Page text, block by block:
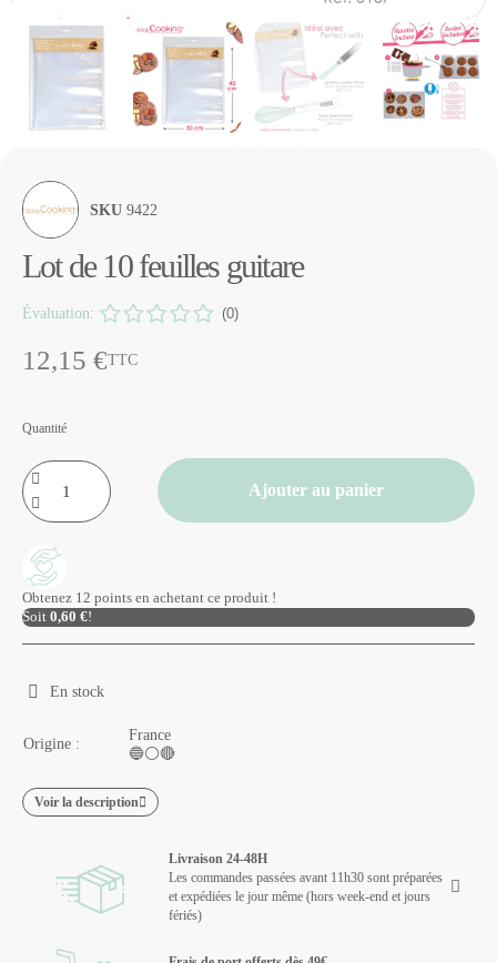
SKU 9422
Lot de 10 feuilles guitare
Évaluation: (0)
12,15 €TTC
Quantité
Ajouter au panier
Obtenez 12 points en achetant ce produit !
Soit 0,60 €!
En stock
Origine :
France
🔵⚪🔴
Voir la description
Livraison 24-48H
Les commandes passées avant 11h30 sont préparées
et expédiées le jour même (hors week-end et jours
fériés)